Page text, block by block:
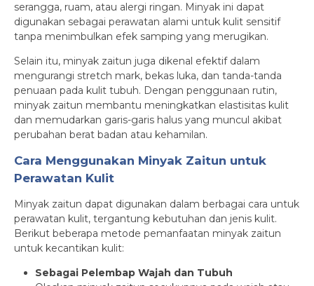
serangga, ruam, atau alergi ringan. Minyak ini dapat
digunakan sebagai perawatan alami untuk kulit sensitif
tanpa menimbulkan efek samping yang merugikan.
Selain itu, minyak zaitun juga dikenal efektif dalam
mengurangi stretch mark, bekas luka, dan tanda-tanda
penuaan pada kulit tubuh. Dengan penggunaan rutin,
minyak zaitun membantu meningkatkan elastisitas kulit
dan memudarkan garis-garis halus yang muncul akibat
perubahan berat badan atau kehamilan.
Cara Menggunakan Minyak Zaitun untuk
Perawatan Kulit
Minyak zaitun dapat digunakan dalam berbagai cara untuk
perawatan kulit, tergantung kebutuhan dan jenis kulit.
Berikut beberapa metode pemanfaatan minyak zaitun
untuk kecantikan kulit:
Sebagai Pelembap Wajah dan Tubuh